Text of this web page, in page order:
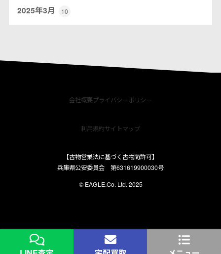
2025年3月 10
会社概要プライバシーポリシー
利用規約サイトマップ
【古物営業法に基づく古物商許可】
兵庫県公安委員会 第631619900030号
© EAGLE.Co. Ltd. 2025